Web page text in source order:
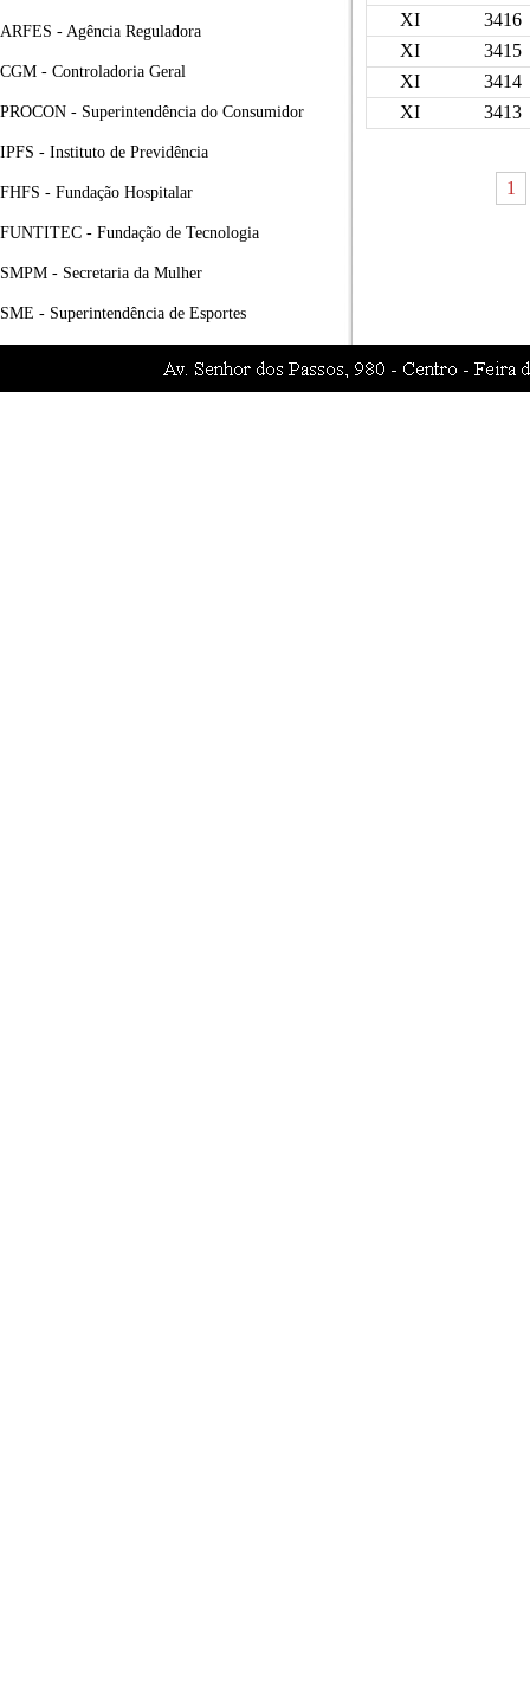
ARFES - Agência Reguladora
CGM - Controladoria Geral
PROCON - Superintendência do Consumidor
IPFS - Instituto de Previdência
FHFS - Fundação Hospitalar
FUNTITEC - Fundação de Tecnologia
SMPM - Secretaria da Mulher
SME - Superintendência de Esportes
XI
3416
XI
3415
XI
3414
XI
3413
1